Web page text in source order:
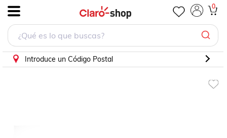
0
Introduce un Código Postal